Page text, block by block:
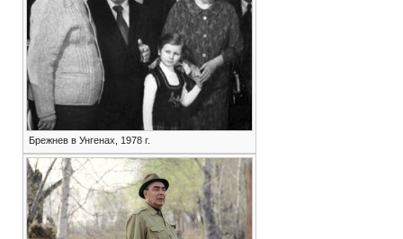
Брежнев в Унгенах, 1978 г.